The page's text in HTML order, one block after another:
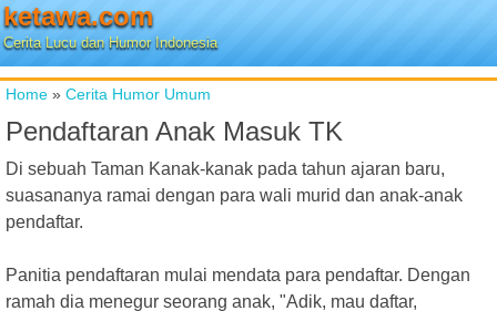
ketawa.com
Cerita Lucu dan Humor Indonesia
Home » Cerita Humor Umum
Pendaftaran Anak Masuk TK
Di sebuah Taman Kanak-kanak pada tahun ajaran baru,
suasananya ramai dengan para wali murid dan anak-anak
pendaftar.
Panitia pendaftaran mulai mendata para pendaftar. Dengan
ramah dia menegur seorang anak, "Adik, mau daftar,